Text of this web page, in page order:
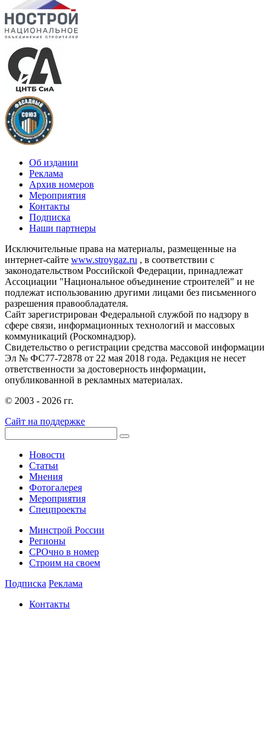
Об издании
Реклама
Архив номеров
Мероприятия
Контакты
Подписка
Наши партнеры
Исключительные права на материалы, размещенные на
интернет-сайте www.stroygaz.ru , в соответствии с
законодательством Российской Федерации, принадлежат
Ассоциации "Национальное объединение строителей" и не
подлежат использованию другими лицами без письменного
разрешения правообладателя.
Сайт зарегистрирован Федеральной службой по надзору в
сфере связи, информационных технологий и массовых
коммуникаций (Роскомнадзор).
Свидетельство о регистрации средства массовой информации
Эл № ФС77-72878 от 22 мая 2018 года. Редакция не несет
ответственности за достоверность информации,
опубликованной в рекламных материалах.
© 2003 - 2026 гг.
Сайт на поддержке
Новости
Статьи
Мнения
Фотогалерея
Мероприятия
Спецпроекты
Минстрой России
Регионы
СРОчно в номер
Строим на своем
Подписка Реклама
Контакты